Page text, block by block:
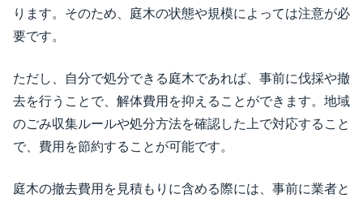
ります。そのため、庭木の状態や規模によっては注意が必
要です。
ただし、自分で処分できる庭木であれば、事前に伐採や撤
去を行うことで、解体費用を抑えることができます。地域
のごみ収集ルールや処分方法を確認した上で対応すること
で、費用を節約することが可能です。
庭木の撤去費用を見積もりに含める際には、事前に業者と